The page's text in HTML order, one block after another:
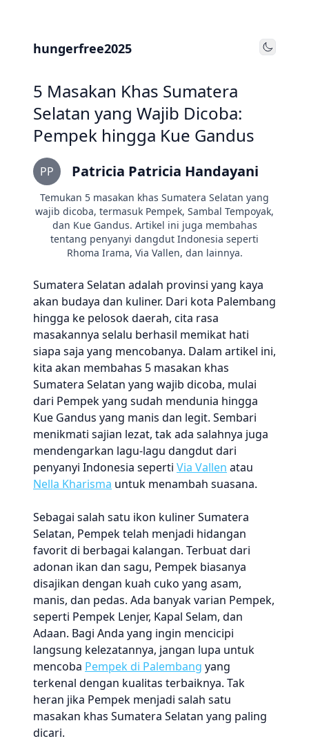
hungerfree2025 Toggle
5 Masakan Khas Sumatera
Selatan yang Wajib Dicoba:
Pempek hingga Kue Gandus
PP Patricia Patricia Handayani
Temukan 5 masakan khas Sumatera Selatan yang
wajib dicoba, termasuk Pempek, Sambal Tempoyak,
dan Kue Gandus. Artikel ini juga membahas
tentang penyanyi dangdut Indonesia seperti
Rhoma Irama, Via Vallen, dan lainnya.
Sumatera Selatan adalah provinsi yang kaya
akan budaya dan kuliner. Dari kota Palembang
hingga ke pelosok daerah, cita rasa
masakannya selalu berhasil memikat hati
siapa saja yang mencobanya. Dalam artikel ini,
kita akan membahas 5 masakan khas
Sumatera Selatan yang wajib dicoba, mulai
dari Pempek yang sudah mendunia hingga
Kue Gandus yang manis dan legit. Sembari
menikmati sajian lezat, tak ada salahnya juga
mendengarkan lagu-lagu dangdut dari
penyanyi Indonesia seperti Via Vallen atau
Nella Kharisma untuk menambah suasana.
Sebagai salah satu ikon kuliner Sumatera
Selatan, Pempek telah menjadi hidangan
favorit di berbagai kalangan. Terbuat dari
adonan ikan dan sagu, Pempek biasanya
disajikan dengan kuah cuko yang asam,
manis, dan pedas. Ada banyak varian Pempek,
seperti Pempek Lenjer, Kapal Selam, dan
Adaan. Bagi Anda yang ingin mencicipi
langsung kelezatannya, jangan lupa untuk
mencoba Pempek di Palembang yang
terkenal dengan kualitas terbaiknya. Tak
heran jika Pempek menjadi salah satu
masakan khas Sumatera Selatan yang paling
dicari.